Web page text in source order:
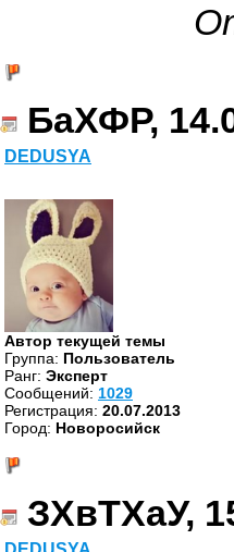
БаХФР,
DEDUSYA
Автор текущей темы
Группа: Пользователь
Ранг: Эксперт
Cообщений: 1029
Регистрация: 20.07.2013
Город: Новоросийск
ЗХвТХаУ,